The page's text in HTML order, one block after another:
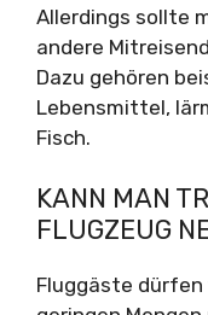
Allerdings sollte
andere
Dazu gehören
Lebensmittel,
Fisch.
KANN MAN
FLUGZEUG
Fluggäste